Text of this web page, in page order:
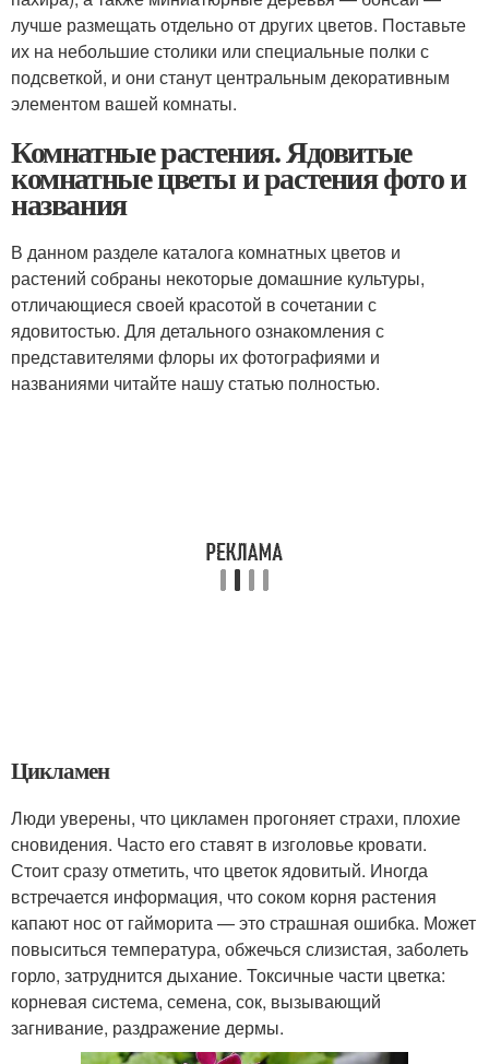
лучше размещать отдельно от других цветов. Поставьте
их на небольшие столики или специальные полки с
подсветкой, и они станут центральным декоративным
элементом вашей комнаты.
Комнатные растения. Ядовитые
комнатные цветы и растения фото и
названия
В данном разделе каталога комнатных цветов и
растений собраны некоторые домашние культуры,
отличающиеся своей красотой в сочетании с
ядовитостью. Для детального ознакомления с
представителями флоры их фотографиями и
названиями читайте нашу статью полностью.
Цикламен
Люди уверены, что цикламен прогоняет страхи, плохие
сновидения. Часто его ставят в изголовье кровати.
Стоит сразу отметить, что цветок ядовитый. Иногда
встречается информация, что соком корня растения
капают нос от гайморита — это страшная ошибка. Может
повыситься температура, обжечься слизистая, заболеть
горло, затруднится дыхание. Токсичные части цветка:
корневая система, семена, сок, вызывающий
загнивание, раздражение дермы.